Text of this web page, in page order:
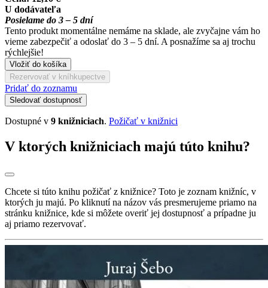
U dodávateľa
Posielame do 3 – 5 dní
Tento produkt momentálne nemáme na sklade, ale zvyčajne vám ho
vieme zabezpečiť a odoslať do 3 – 5 dní. A posnažíme sa aj trochu
rýchlejšie!
Vložiť do košíka
Rezervovať v kníhkupectve
Pridať do zoznamu
Sledovať dostupnosť
Dostupné v 9 knižniciach. Požičať v knižnici
V ktorých knižniciach majú túto knihu?
Chcete si túto knihu požičať z knižnice? Toto je zoznam knižníc, v
ktorých ju majú. Po kliknutí na názov vás presmerujeme priamo na
stránku knižnice, kde si môžete overiť jej dostupnosť a prípadne ju
aj priamo rezervovať.